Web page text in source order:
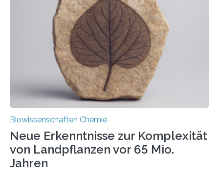
unbekannten Qualitätskontrollmechanismus des
peroxisomalen Proteintransports in der Bäckerhefe
Saccharomyces cerevisiae entdeckt, der für die
Funktionsfähigkeit der Organellen entscheidend ist. Die
Studie wurde am 28. Oktober 2025 in der
Fachzeitschrift…
Biowissenschaften Chemie
Neue Erkenntnisse zur Komplexität
von Landpflanzen vor 65 Mio.
Jahren